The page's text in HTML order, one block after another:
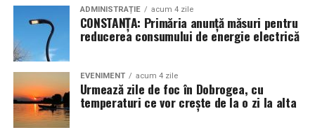
ADMINISTRAȚIE acum 4 zile
CONSTANȚA: Primăria anunță măsuri pentru
reducerea consumului de energie electrică
EVENIMENT acum 4 zile
Urmează zile de foc în Dobrogea, cu
temperaturi ce vor crește de la o zi la alta